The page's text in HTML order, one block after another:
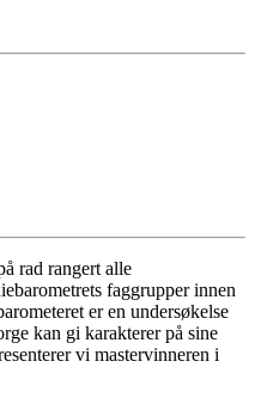
rad rangert alle
faggrupper innen
er en undersøkelse
kan gi karakterer på sine
vi mastervinneren i